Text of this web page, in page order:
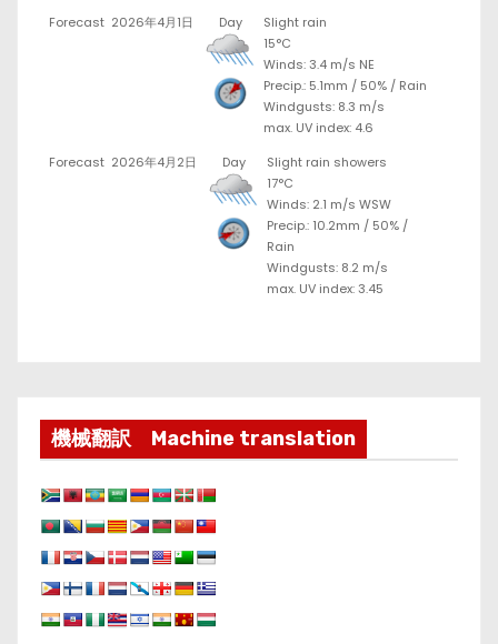
Forecast 2026年4月1日 Day
Slight rain
15°C
Winds: 3.4 m/s NE
Precip.: 5.1mm / 50% / Rain
Windgusts: 8.3 m/s
max. UV index: 4.6
Forecast 2026年4月2日 Day
Slight rain showers
17°C
Winds: 2.1 m/s WSW
Precip.: 10.2mm / 50% /
Rain
Windgusts: 8.2 m/s
max. UV index: 3.45
機械翻訳 Machine translation